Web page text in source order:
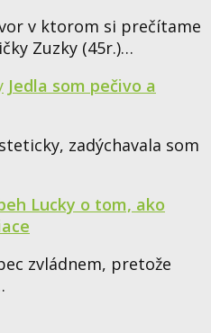
v ktorom si prečítame
Zuzky (45r.)…
Jedla som pečivo a
zadýchavala som
Lucky o tom, ako
zvládnem, pretože